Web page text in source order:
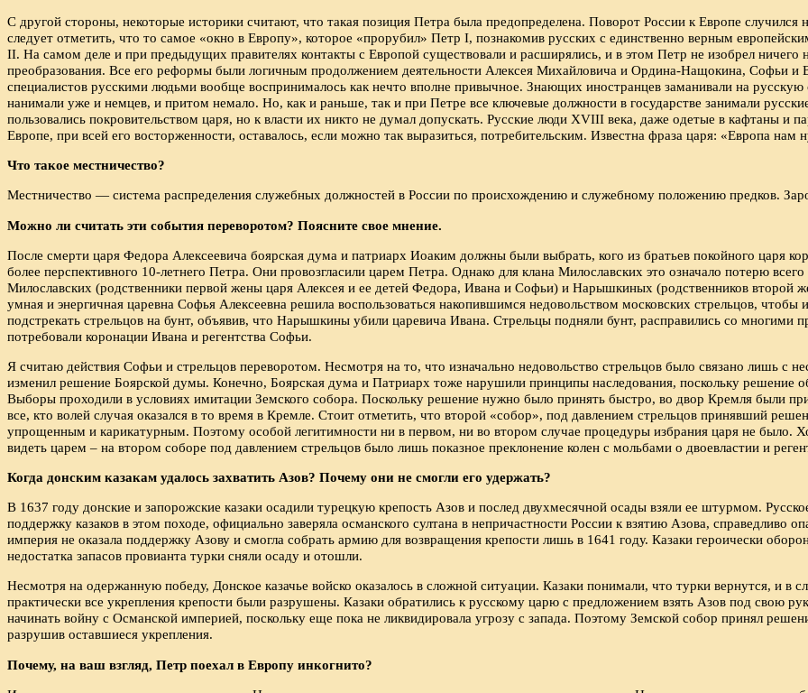
С другой стороны, некоторые историки считают, что такая позиция Петра была предопределена. Поворот России к Европе случился
следует отметить, что то самое «окно в Европу», которое «прорубил» Петр I, познакомив русских с единственно верным
II. На самом деле и при предыдущих правителях контакты с Европой существовали и расширялись, и в этом Петр не изобрел
преобразования. Все его реформы были логичным продолжением деятельности Алексея Михайловича и Ордина-Нащокина, Софьи
специалистов русскими людьми вообще воспринималось как нечто вполне привычное. Знающих иностранцев заманивали на
нанимали уже и немцев, и притом немало. Но, как и раньше, так и при Петре все ключевые должности в государстве занимали
пользовались покровительством царя, но к власти их никто не думал допускать. Русские люди XVIII века, даже одетые в кафтаны и
Европе, при всей его восторженности, оставалось, если можно так выразиться, потребительским. Известна фраза царя: «Европа
Что такое местничество?
Местничество — система распределения служебных должностей в России по происхождению и служебному положению предков.
Можно ли считать эти события переворотом? Поясните свое мнение.
После смерти царя Федора Алексеевича боярская дума и патриарх Иоаким должны были выбрать, кого из братьев покойного царя
более перспективного 10-летнего Петра. Они провозгласили царем Петра. Однако для клана Милославских это означало потерю
Милославских (родственники первой жены царя Алексея и ее детей Федора, Ивана и Софьи) и Нарышкиных (родственников второй
умная и энергичная царевна Софья Алексеевна решила воспользоваться накопившимся недовольством московских стрельцов,
подстрекать стрельцов на бунт, объявив, что Нарышкины убили царевича Ивана. Стрельцы подняли бунт, расправились со
потребовали коронации Ивана и регентства Софьи.
Я считаю действия Софьи и стрельцов переворотом. Несмотря на то, что изначально недовольство стрельцов было связано лишь с
изменил решение Боярской думы. Конечно, Боярская дума и Патриарх тоже нарушили принципы наследования, поскольку решение
Выборы проходили в условиях имитации Земского собора. Поскольку решение нужно было принять быстро, во двор Кремля были
все, кто волей случая оказался в то время в Кремле. Стоит отметить, что второй «собор», под давлением стрельцов принявший
упрощенным и карикатурным. Поэтому особой легитимности ни в первом, ни во втором случае процедуры избрания царя не было.
видеть царем – на втором соборе под давлением стрельцов было лишь показное преклонение колен с мольбами о двоевластии и
Когда донским казакам удалось захватить Азов? Почему они не смогли его удержать?
В 1637 году донские и запорожские казаки осадили турецкую крепость Азов и послед двухмесячной осады взяли ее штурмом.
поддержку казаков в этом походе, официально заверяла османского султана в непричастности России к взятию Азова,
империя не оказала поддержку Азову и смогла собрать армию для возвращения крепости лишь в 1641 году. Казаки героически
недостатка запасов провианта турки сняли осаду и отошли.
Несмотря на одержанную победу, Донское казачье войско оказалось в сложной ситуации. Казаки понимали, что турки вернутся, и в
практически все укрепления крепости были разрушены. Казаки обратились к русскому царю с предложением взять Азов под свою
начинать войну с Османской империей, поскольку еще пока не ликвидировала угрозу с запада. Поэтому Земской собор принял
разрушив оставшиеся укрепления.
Почему, на ваш взгляд, Петр поехал в Европу инкогнито?